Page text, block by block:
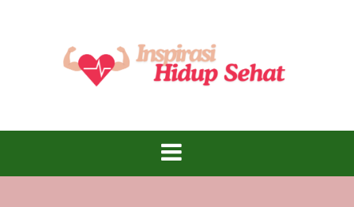
Inspirasi Hidup
Sehat
Lebih Sehat, Setiap Hari!